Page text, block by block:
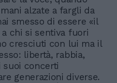
alzate a fargli da
smesso di essere «il
a chi si sentiva fuori
cresciuti con lui ma il
libertà, rabbia,
suoi concerti
generazioni diverse.